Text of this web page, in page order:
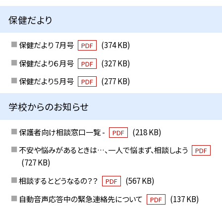
保健だより
保健だより 7月号 PDF
(374 KB)
保健だより６月号
PDF
(327 KB)
保健だより５月号
PDF (277 KB)
学校からのお知らせ
保護者向け相談窓口一覧 - PDF
(218 KB)
不安や悩みがあるときは…、一人で悩まず、相談しよう
PDF
(727 KB)
相談するとどうなるの？？
PDF
(567 KB)
自動音声応答中の緊急連絡先について
PDF (137 KB)